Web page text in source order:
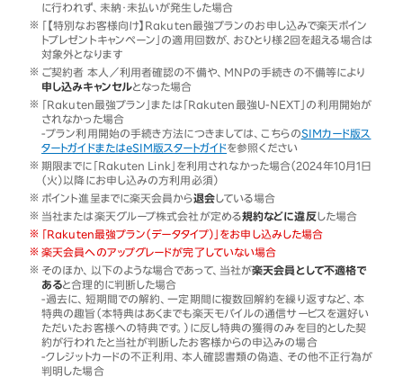
に行われず、未納・未払いが発生した場合
「【特別なお客様向け】Rakuten最強プランのお申し込みで楽天ポイン
トプレゼントキャンペーン」の適用回数が、おひとり様2回を超える場合は
対象外となります
ご契約者 本人／利用者確認の不備や、MNPの手続きの不備等により
申し込みキャンセルとなった場合
「Rakuten最強プラン」または「Rakuten最強U-NEXT」の利用開始が
されなかった場合
-プラン利用開始の手続き方法につきましては、こちらのSIMカード版ス
タートガイドまたはeSIM版スタートガイドを参照ください
期限までに「Rakuten Link」を利用されなかった場合（2024年10月1日
（火）以降にお申し込みの方利用必須）
ポイント進呈までに楽天会員から退会している場合
当社または楽天グループ株式会社が定める規約などに違反した場合
「Rakuten最強プラン（データタイプ）」をお申し込みした場合
楽天会員へのアップグレードが完了していない場合
そのほか、以下のような場合であって、当社が楽天会員として不適格で
あると合理的に判断した場合
-過去に、短期間での解約、一定期間に複数回解約を繰り返すなど、本
特典の趣旨（本特典はあくまでも楽天モバイルの通信サービスを選好い
ただいたお客様への特典です。）に反し特典の獲得のみを目的とした契
約が行われたと当社が判断したお客様からの申込みの場合
-クレジットカードの不正利用、本人確認書類の偽造、その他不正行為が
判明した場合